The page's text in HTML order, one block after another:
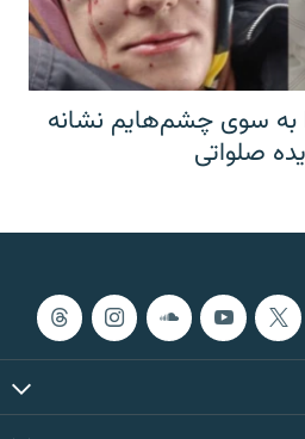
به سوی چشم‌هایم نشانه
صلواتی